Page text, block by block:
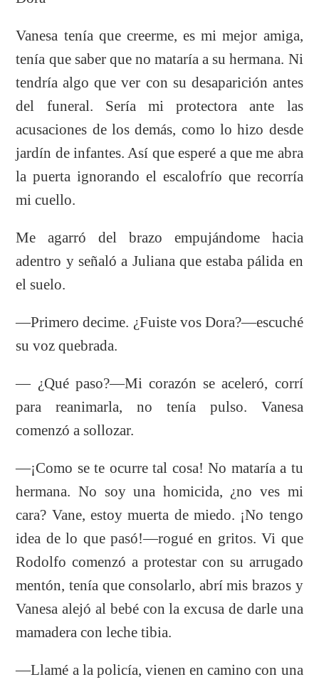
Vanesa tenía que creerme, es mi mejor amiga,
tenía que saber que no mataría a su hermana. Ni
tendría algo que ver con su desaparición antes
del funeral. Sería mi protectora ante las
acusaciones de los demás, como lo hizo desde
jardín de infantes. Así que esperé a que me abra
la puerta ignorando el escalofrío que recorría
mi cuello.
Me agarró del brazo empujándome hacia
adentro y señaló a Juliana que estaba pálida en
el suelo.
—Primero decime. ¿Fuiste vos Dora?—escuché
su voz quebrada.
— ¿Qué paso?—Mi corazón se aceleró, corrí
para reanimarla, no tenía pulso. Vanesa
comenzó a sollozar.
—¡Como se te ocurre tal cosa! No mataría a tu
hermana. No soy una homicida, ¿no ves mi
cara? Vane, estoy muerta de miedo. ¡No tengo
idea de lo que pasó!—rogué en gritos. Vi que
Rodolfo comenzó a protestar con su arrugado
mentón, tenía que consolarlo, abrí mis brazos y
Vanesa alejó al bebé con la excusa de darle una
mamadera con leche tibia.
—Llamé a la policía, vienen en camino con una